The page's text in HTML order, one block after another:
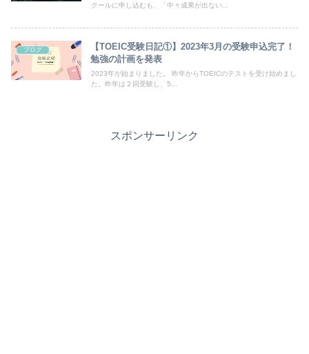
クールに申し込むも、「中々成果が出ない...
ブログ
【TOEIC受験日記①】2023年3月の受験申込完了！
勉強の計画を発表
2023年が始まりました。 昨年からTOEICのテストを受け始めまし
た。昨年は２回受験し、5...
スポンサーリンク